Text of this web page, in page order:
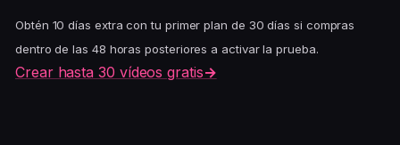
Obtén 10 días extra con tu primer plan de 30 días si compras
dentro de las 48 horas posteriores a activar la prueba.
Crear hasta 30 vídeos gratis→